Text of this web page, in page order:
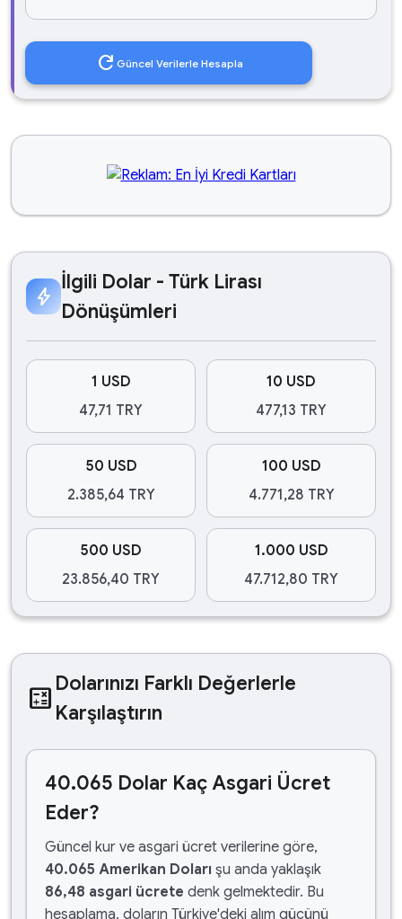
refresh Güncel Verilerle Hesapla
bolt
İlgili Dolar - Türk Lirası
Dönüşümleri
1 USD
47,71 TRY
10 USD
477,13 TRY
50 USD
2.385,64 TRY
100 USD
4.771,28 TRY
500 USD
23.856,40 TRY
1.000 USD
47.712,80 TRY
calculate Dolarınızı Farklı Değerlerle
Karşılaştırın
40.065 Dolar Kaç Asgari Ücret
Eder?
Güncel kur ve asgari ücret verilerine göre,
40.065 Amerikan Doları şu anda yaklaşık
86,48 asgari ücrete denk gelmektedir. Bu
hesaplama, doların Türkiye'deki alım gücünü